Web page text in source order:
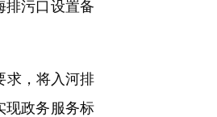
排污口设置备
求，将入河排
现政务服务标